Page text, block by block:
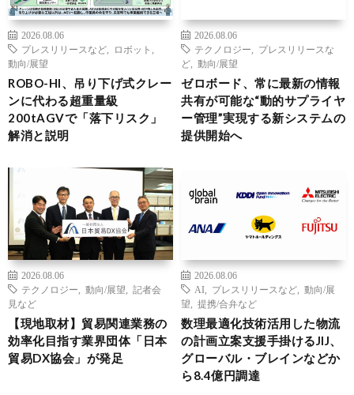
2026.08.06
プレスリリースなど
ロボット
動向/展望
ROBO-HI、吊り下げ式クレー
ンに代わる超重量級
200tAGVで「落下リスク」
解消と説明
2026.08.06
テクノロジー
プレスリリースな
ど
動向/展望
ゼロボード、常に最新の情報
共有が可能な“動的サプライヤ
ー管理”実現する新システムの
提供開始へ
2026.08.06
テクノロジー
動向/展望
記者会
見など
【現地取材】貿易関連業務の
効率化目指す業界団体「日本
貿易DX協会」が発足
2026.08.06
AI
プレスリリースなど
動向/展
望
提携/合弁など
数理最適化技術活用した物流
の計画立案支援手掛けるJIJ、
グローバル・ブレインなどか
ら8.4億円調達